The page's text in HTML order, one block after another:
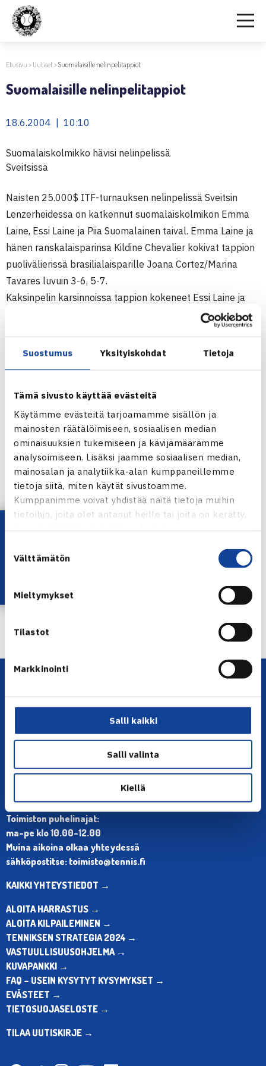
Suostumus Yksityiskohdat Tietoja
Tämä sivusto käyttää evästeitä
Käytämme evästeitä tarjoamamme sisällön ja
mainosten räätälöimiseen, sosiaalisen median
ominaisuuksien tukemiseen ja kävijämäärämme
analysoimiseen. Lisäksi jaamme sosiaalisen median,
mainosalan ja analytiikka-alan kumppaneillemme
tietoja siitä, miten käytät sivustoamme.
Kumppanimme voivat yhdistää näitä tietoja muihin
tietoihin, joita olet antanut heille tai joita on kerätty,
kun olet käyttänyt heidän palvelujaan.
valinta
Välttämätön
Mieltymykset
Tilastot
Markkinointi
Salli kaikki
Salli valinta
Kiellä
Etusivu > Uutiset>Suomalaisille nelinpelitappiot
Suomalaisille nelinpelitappiot
18.6.2004 | 10:10
Suomalaiskolmikko hävisi nelinpelissä
Sveitsissä
Naisten 25.000$ ITF-turnauksen nelinpelissä Sveitsin
Lenzerheidessa on katkennut suomalaiskolmikon Emma
Laine, Essi Laine ja Piia Suomalainen taival. Emma Laine ja
hänen ranskalaisparinsa Kildine Chevalier kokivat tappion
puolivälierissä brasilialaisparille Joana Cortez/Marina
Tavares luvuin 3-6, 5-7.
Kaksinpelin karsinnoissa tappion kokeneet Essi Laine ja
Piia Suomalainen pääsivät nelinpelin pääsarjaan, jonka
ensimmäisellä kierroksella Saksan Greta Arn ja Unkarin
Anna Foldenyi voittivat heidät luvuin 6-3, 6-1.
Naisten 25.000$ ITF-turnaus
Lenzerheide, Sveitsi
Nelinpeli
1.kierrosta: Greta Arn Saksa/Anna Foldenyi Unkari – Essi
Laine/Piia Suomalainen 63 61
Puolivälieriä: Joana Cortez/Marina Tavares Brasilia –
Kildine Chevalier Ranska/Emma Laine 63 75
Jaa:
Seuraava uutinen: L.Ketola ja Lenho… →
Lataa OmaTennis!
YHTEYSTIEDOT
Olympiastadion, Paavo Nurmen tie 1, 00250 Helsinki
Puh. 010 574 3959
Toimiston puhelinajat:
ma-pe klo 10.00-12.00
Muina aikoina olkaa yhteydessä
sähköpostitse: toimisto@tennis.fi
KAIKKI YHTEYSTIEDOT →
ALOITA HARRASTUS →
ALOITA KILPAILEMINEN →
TENNIKSEN STRATEGIA 2024 →
VASTUULLISUUSOHJELMA →
KUVAPANKKI →
FAQ – USEIN KYSYTYT KYSYMYKSET →
EVÄSTEET →
TIETOSUOJASELOSTE →
TILAA UUTISKIRJE →